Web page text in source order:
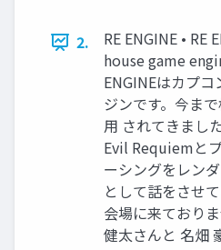
2.
RE ENGINE • RE
house game
ENGINEはカプ
ジンです。今ま
用 されてきまし
Evil Requiemと
ーシングをレン
として話をさせ
会場に来ており
健太さんと 名畑